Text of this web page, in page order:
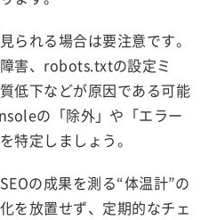
られる場合は要注意です。
害、robots.txtの設定ミ
低下などが原因である可能
の「除外」や「エラー
特定しましょう。
の成果を測る“体温計”の
を放置せず、定期的なチェ